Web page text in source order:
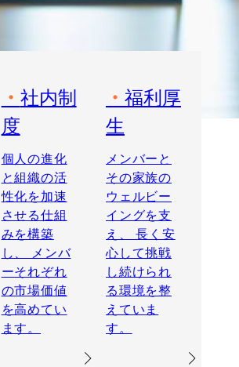
社内制
度
個人の進化
と組織の活
性化を加速
させる仕組
みを構築
し、 メンバ
ーそれぞれ
の市場価値
を高めてい
ます。
福利厚
生
メンバーと
その家族の
ウェルビー
イングを支
え、 長く安
心して挑戦
し続けられ
る環境を整
えていま
す。